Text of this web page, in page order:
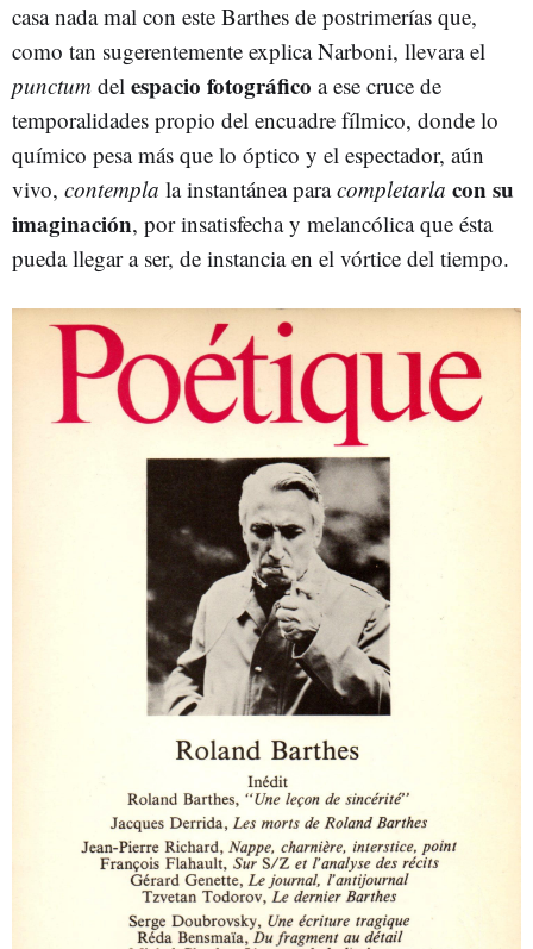
casa nada mal con este Barthes de postrimerías que,
como tan sugerentemente explica Narboni, llevara el
punctum del espacio fotográfico a ese cruce de
temporalidades propio del encuadre fílmico, donde lo
químico pesa más que lo óptico y el espectador, aún
vivo, contempla la instantánea paracompletarla con su
imaginación, por insatisfecha y melancólica que ésta
pueda llegar a ser, de instancia en el vórtice del tiempo.